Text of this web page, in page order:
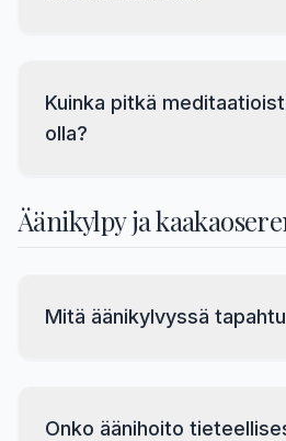
Kuinka pitkä
olla?
Äänikylpy ja
Mitä äänikylvyssä
Onko äänihoito